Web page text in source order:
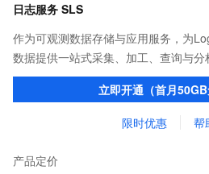
日志服务 SLS
作为可观测数据存储与应用服务，为
数据提供一站式采集、加工、查询与
投递等功能，提升研发、运维、运营
立即开通（首月50GB
限时优惠 帮
产品定价